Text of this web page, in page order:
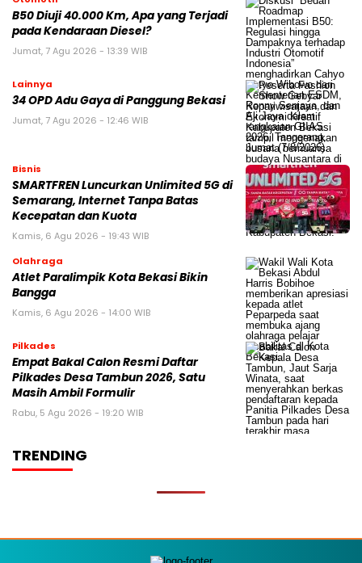
B50 Diuji 40.000 Km, Apa yang Terjadi
pada Kendaraan Diesel?
Jumat, 7 Agu 2026 - 13:39 WIB
Lainnya
34 OPD Adu Gaya di Panggung Bekasi
Jumat, 7 Agu 2026 - 12:46 WIB
Bisnis
SMARTFREN Luncurkan Unlimited 5G di
Semarang, Internet Tanpa Batas
Kecepatan dan Kuota
Kamis, 6 Agu 2026 - 19:43 WIB
Olahraga
Atlet Paralimpik Kota Bekasi Bikin
Bangga
Kamis, 6 Agu 2026 - 14:00 WIB
Pilkades
Empat Bakal Calon Resmi Daftar
Pilkades Desa Tambun 2026, Satu
Masih Ambil Formulir
Rabu, 5 Agu 2026 - 19:20 WIB
TRENDING